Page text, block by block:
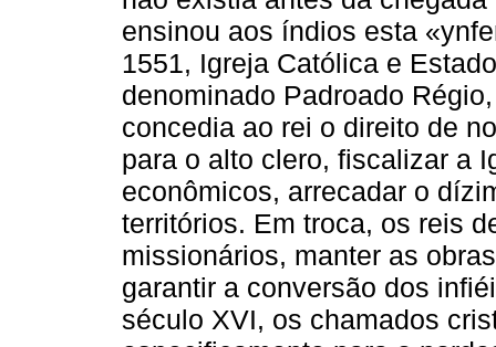
ensinou aos índios esta
1551, Igreja Católica e
denominado Padroado
concedia ao rei o direito de
para o alto clero, fiscalizar a
econômicos, arrecadar o
territórios. Em troca, os reis
missionários, manter as
garantir a conversão dos
século XVI, os chamados